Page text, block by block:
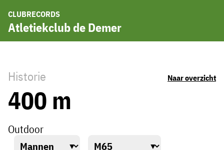
CLUBRECORDS
Atletiekclub de Demer
Historie Naar overzicht
400 m
Outdoor